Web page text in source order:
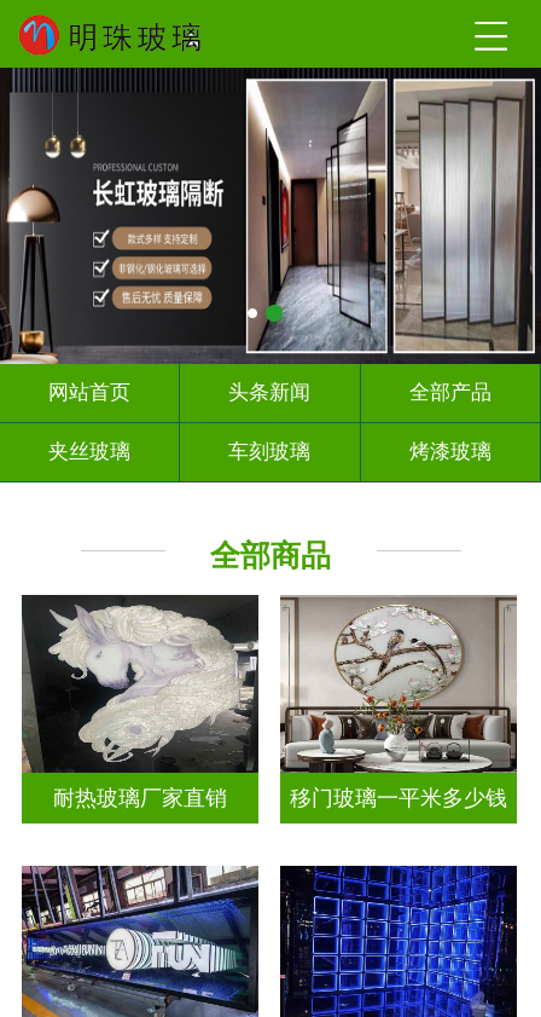
网站首页 头条新闻 全部产品
夹丝玻璃 车刻玻璃 烤漆玻璃
其它玻璃
全部商品
耐热玻璃厂家直销 移门玻璃一平米多少钱